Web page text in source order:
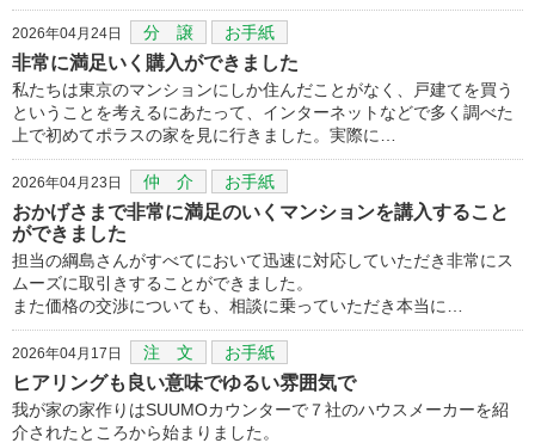
2026年04月24日 分 譲 お手紙
非常に満足いく購入ができました
私たちは東京のマンションにしか住んだことがなく、戸建てを買う
ということを考えるにあたって、インターネットなどで多く調べた
上で初めてポラスの家を見に行きました。実際に…
2026年04月23日 仲 介 お手紙
おかげさまで非常に満足のいくマンションを講入すること
ができました
担当の綱島さんがすべてにおいて迅速に対応していただき非常にス
ムーズに取引きすることができました。
また価格の交渉についても、相談に乗っていただき本当に…
2026年04月17日 注 文 お手紙
ヒアリングも良い意味でゆるい雰囲気で
我が家の家作りはSUUMOカウンターで７社のハウスメーカーを紹
介されたところから始まりました。